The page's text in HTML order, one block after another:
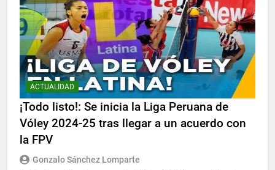
ACTUALIDAD
¡Todo listo!: Se inicia la Liga Peruana de
Vóley 2024-25 tras llegar a un acuerdo con
la FPV
Gonzalo Sánchez Lomparte